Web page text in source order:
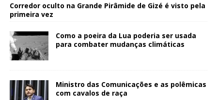
Corredor oculto na Grande Pirâmide de Gizé é visto pela
primeira vez
Como a poeira da Lua poderia ser usada
para combater mudanças climáticas
Ministro das Comunicações e as polêmicas
com cavalos de raça